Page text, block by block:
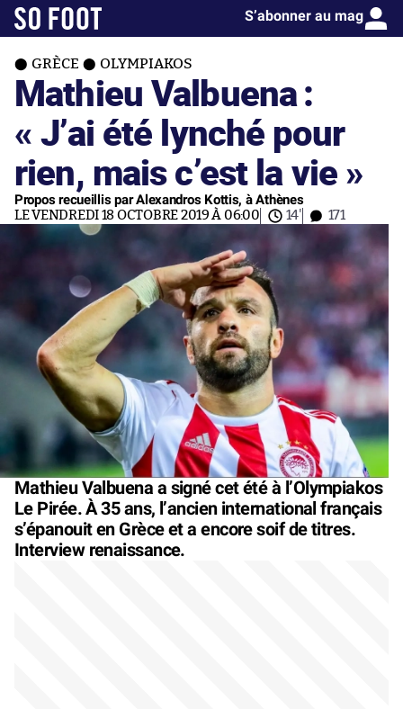
S’abonner au mag
GRÈCE OLYMPIAKOS
Mathieu Valbuena :
« J’ai été lynché pour
rien, mais c’est la vie »
Propos recueillis par Alexandros Kottis, à Athènes
LE VENDREDI 18 OCTOBRE 2019 À 06:00 14' 171
Mathieu Valbuena a signé cet été à l’Olympiakos
Le Pirée. À 35 ans, l’ancien international français
s’épanouit en Grèce et a encore soif de titres.
Interview renaissance.